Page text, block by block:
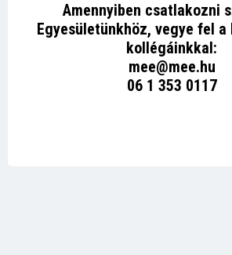
Amennyiben csatlakozni
Egyesületünkhöz, vegye fel
kollégáinkkal:
mee@mee.hu
06 1 353 0117